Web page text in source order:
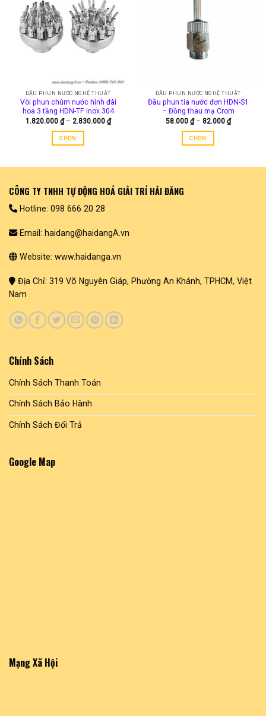
thể.
Các
tùy
chọn
trên
trang
sản
phẩm
ĐẦU PHUN NƯỚC NGHỆ THUẬT
Vòi phun chùm nước hình đài
hoa 3 tầng HDN-TF inox 304
1.820.000 ₫ – 2.830.000 ₫Khoảng
CHỌN
nhiều
biến
Các
tùy
chọn
được
trang
sản
ĐẦU PHUN NƯỚC NGHỆ THUẬT
Đầu phun tia nước đơn HDN-S1
– Đồng thau mạ Crom
58.000 ₫ – 82.000 ₫Khoảng
CHỌN
được
CÔNG TY TNHH TỰ ĐỘNG HOÁ GIẢI TRÍ HẢI ĐĂNG
Hotline: 098 666 20 28
Email: haidang@haidangA.vn
Website: www.haidanga.vn
Địa Chỉ: 319 Võ Nguyên Giáp, Phường An Khánh, TPHCM, Việt
Nam
Chính Sách
Chính Sách Thanh Toán
Chính Sách Bảo Hành
Chính Sách Đổi Trả
Google Map
Mạng Xã Hội